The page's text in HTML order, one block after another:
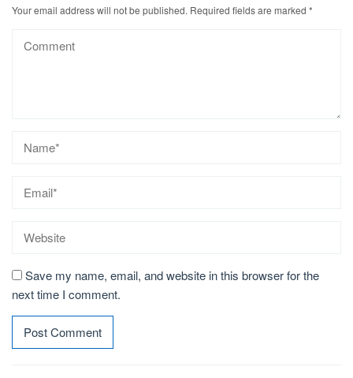
Your email address will not be published. Required fields are marked *
Save my name, email, and website in this browser for the
next time I comment.